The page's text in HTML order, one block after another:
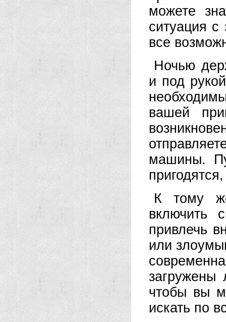
можете
ситуация
все
Ночью
и под
вашей
машины.
К тому
включить
привлечь
или
чтобы вы
искать по